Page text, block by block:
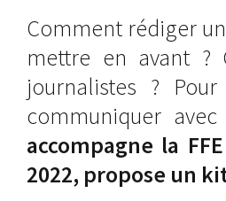
Comment rédiger
mettre en avant ?
journalistes ?
communiquer
accompagne la
2022, propose un